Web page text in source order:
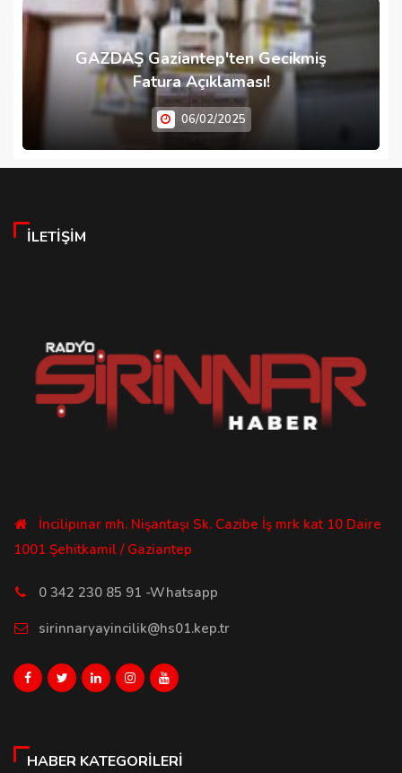
GAZDAŞ Gaziantep'ten Gecikmiş
Fatura Açıklaması!
06/02/2025
İLETIŞIM
İncilipınar mh. Nişantaşı Sk. Cazibe İş mrk kat 10 Daire
1001 Şehitkamil / Gaziantep
0 342 230 85 91 -Whatsapp
sirinnaryayincilik@hs01.kep.tr
HABER KATEGORILERI